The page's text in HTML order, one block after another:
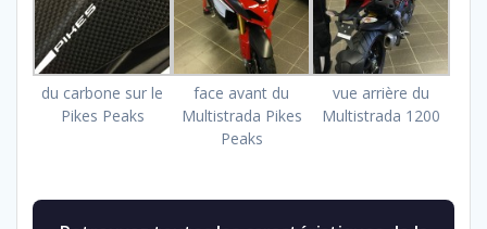
du carbone sur le
Pikes Peaks
face avant du
Multistrada Pikes
Peaks
vue arrière du
Multistrada 1200